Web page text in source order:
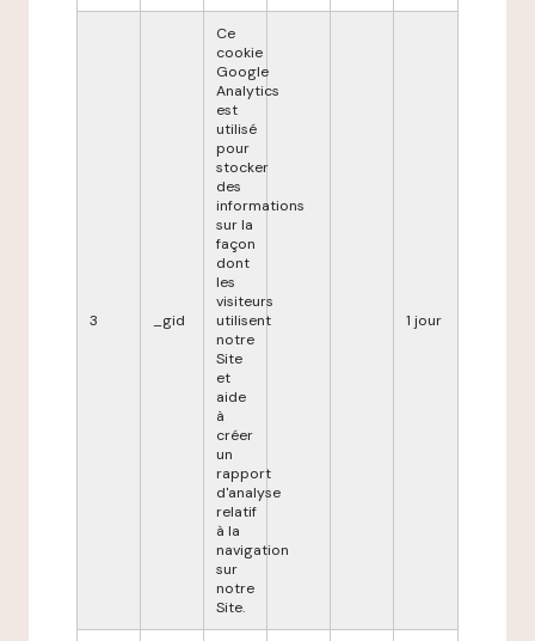
3 _gid
Ce
cookie
Google
Analytics
est
utilisé
pour
stocker
des
informations
sur la
façon
dont
les
visiteurs
utilisent
notre
Site
et
aide
à
créer
un
rapport
d'analyse
relatif
à la
navigation
sur
notre
Site.
1 jour